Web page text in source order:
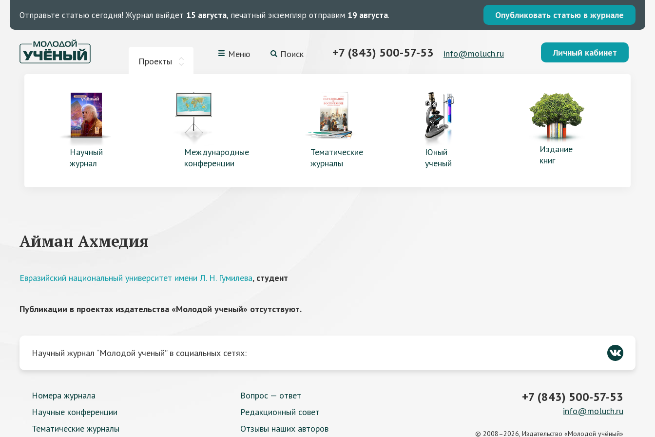
Отправьте статью сегодня! Журнал выйдет 15 августа, печатный экземпляр отправим 19 августа. Опубликовать статью в журнале
Проекты
Меню Поиск +7 (843) 500-57-53 info@moluch.ru Личный кабинет
Научный
журнал
Международные
конференции
Тематические
журналы
Юный
ученый
Издание
книг
Айман Ахмедия
Евразийский национальный университет имени Л. Н. Гумилева, студент
Публикации в проектах издательства «Молодой ученый» отсутствуют.
Научный журнал “Молодой ученый” в социальных сетях:
Номера журнала
Научные конференции
Тематические журналы
Вопрос — ответ
Редакционный совет
Отзывы наших авторов
+7 (843) 500-57-53
info@moluch.ru
© 2008–2026, Издательство «Молодой учёный»